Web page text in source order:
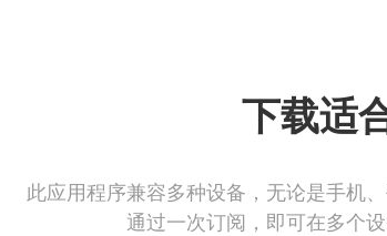
下载适
此应用程序兼容多种设备，无论是手机
通过一次订阅，即可在多个